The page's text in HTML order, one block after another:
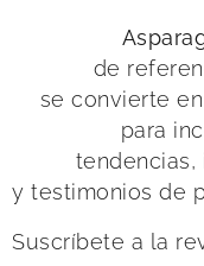
de
se convierte en
para
tendencias,
y testimonios de
Suscríbete a la